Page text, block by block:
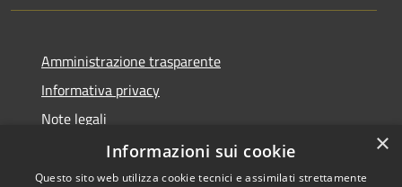
Amministrazione trasparente
Informativa privacy
Note legali
Dichiarazione di accessibilità
×
Informazioni sui cookie
Questo sito web utilizza cookie tecnici e assimilati strettamente